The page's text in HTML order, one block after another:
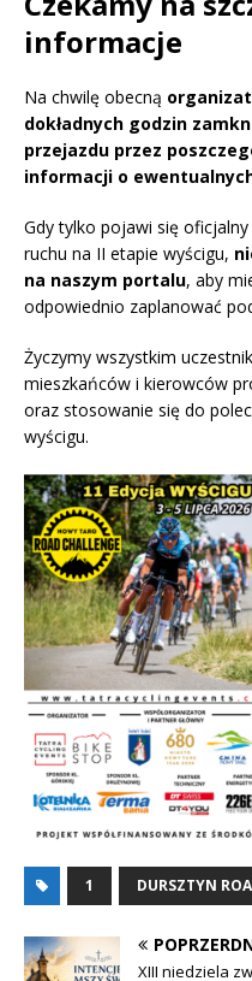
informacje
Na chwilę obecną
dokładnych godzin
przejazdu przez
informacji o
Gdy tylko pojawi się
ruchu na II etapie wyścigu,
na naszym portalu, aby
odpowiednio zaplanować
Życzymy wszystkim
mieszkańców i kierowców
oraz stosowanie się do
wyścigu.
1 DURSZTYN
XIII niedziela